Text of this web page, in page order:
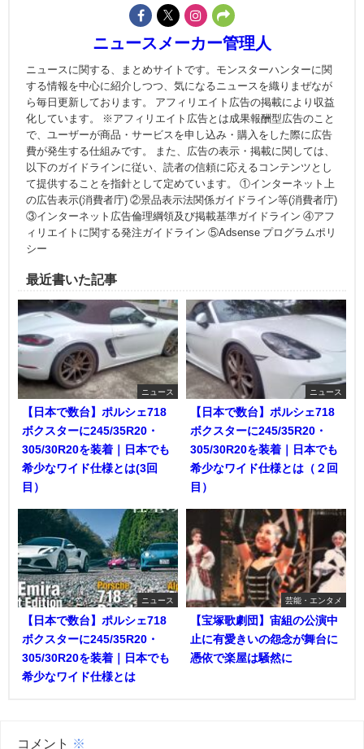
ニュースメーカー管理人
ニュースに関する、まとめサイトです。モンスターハンターに関
する情報を中心に紹介しつつ、気になるニュースを織りまぜなが
ら毎日更新しております。 アフィリエイト広告の掲載により収益
化しています。 ※アフィリエイト広告とは成果報酬型広告のこと
で、ユーザーが商品・サービスを申し込み・購入をした際に広告
費が発生する仕組みです。 また、広告の表示・掲載に関しては、
以下のガイドラインに従い、読者の信頼に応えるコンテンツとし
て提供することを指針として定めています。 ①インターネット上
の広告表示(消費者庁) ②景品表示法関係ガイドライン等(消費者庁)
③インターネット広告倫理綱領及び掲載基準ガイドライン ④アフ
ィリエイトに関する発注ガイドライン ⑤Adsense プログラムポリ
シー
最近書いた記事
ニュース
【日本で数台】ポルシェ718
ボクスターに245/35R20・
305/30R20を装着｜日本でも
希少なワイド仕様とは(3回
目）
ニュース
【日本で数台】ポルシェ718
ボクスターに245/35R20・
305/30R20を装着｜日本でも
希少なワイド仕様とは（２回
目）
ニュース
【日本で数台】ポルシェ718
ボクスターに245/35R20・
305/30R20を装着｜日本でも
希少なワイド仕様とは
芸能・エンタメ
【宝塚歌劇団】宙組の公演中
止に有愛きいの怨念が舞台に
憑依で楽屋は騒然に
コメント ※